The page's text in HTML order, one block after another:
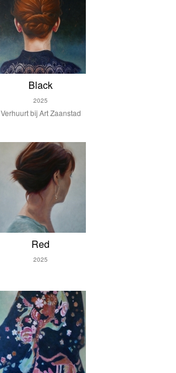
Black
2025
Verhuurt bij Art Zaanstad
Red
2025